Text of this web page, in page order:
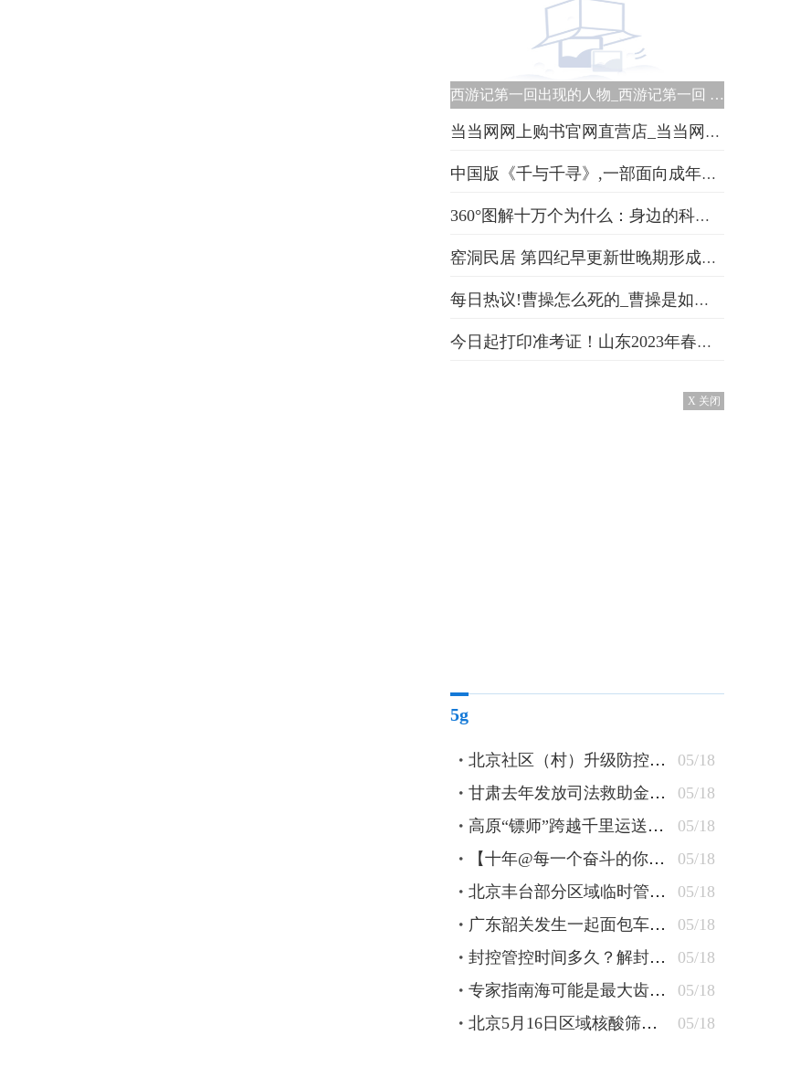
西游记第一回出现的人物_西游记第一回 里的人物 世界看点
当当网网上购书官网直营店_当当网网上购物首页|即时
中国版《千与千寻》,一部面向成年人的暗夜童话 世界热闻
360°图解十万个为什么：身边的科学篇|焦点资讯
窑洞民居 第四纪早更新世晚期形成的风成土状堆积物-天天简讯
每日热议!曹操怎么死的_曹操是如何去世的
今日起打印准考证！山东2023年春季高考技能测试试题或考试范围可查|当前快报
X 关闭
5g
05/18
北京社区（村）升级防控措施 24小时卡口值守查验48小时核酸
05/18
甘肃去年发放司法救助金逾1300万元 防止当事人“因案致贫”
05/18
高原“镖师”跨越千里运送钢轨
05/18
【十年@每一个奋斗的你】蒙古族刺绣匠人：指尖飞花 “绣”出农牧民美好新生活
05/18
北京丰台部分区域临时管控 原则上“足不出户”杜绝聚集
05/18
广东韶关发生一起面包车坠水事件 车上10人全部遇难
05/18
封控管控时间多久？解封条件有哪些？北京疾控详解
05/18
专家指南海可能是最大齿鲸抹香鲸重要繁育场
05/18
北京5月16日区域核酸筛查检出5管混采阳性